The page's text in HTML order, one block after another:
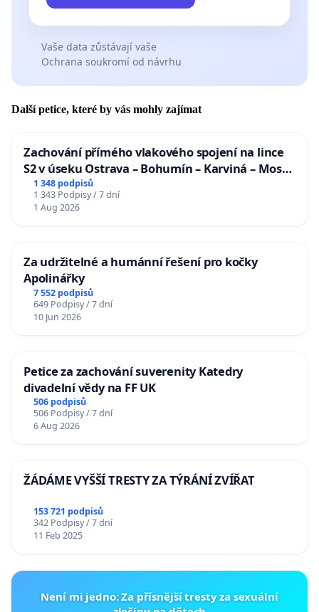
Vaše data zůstávají vaše
Ochrana soukromí od návrhu
Další petice, které by vás mohly zajímat
Zachování přímého vlakového spojení na lince
S2 v úseku Ostrava – Bohumín – Karviná – Mosty
u Jablunkova
1 348 podpisů
1 343 Podpisy / 7 dní
1 Aug 2026
Za udržitelné a humánní řešení pro kočky
Apolinářky
7 552 podpisů
649 Podpisy / 7 dní
10 Jun 2026
Petice za zachování suverenity Katedry
divadelní vědy na FF UK
506 podpisů
506 Podpisy / 7 dní
6 Aug 2026
ŽÁDÁME VYŠŠÍ TRESTY ZA TÝRÁNÍ ZVÍŘAT
153 721 podpisů
342 Podpisy / 7 dní
11 Feb 2025
Není mi jedno: Za přísnější tresty za sexuální